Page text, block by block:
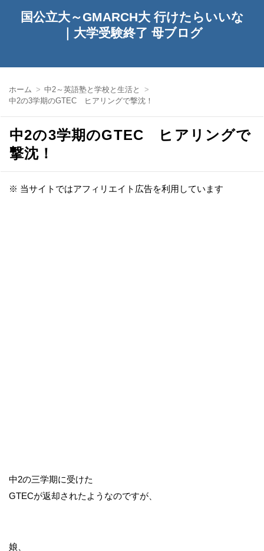
国公立大～GMARCH大 行けたらいいな
｜大学受験終了 母ブログ
ホーム
中2～英語塾と学校と生活と
中2の3学期のGTEC ヒアリングで撃沈！
中2の3学期のGTEC ヒアリングで
撃沈！
※ 当サイトではアフィリエイト広告を利用しています
中2の三学期に受けた
GTECが返却されたようなのですが、
娘、